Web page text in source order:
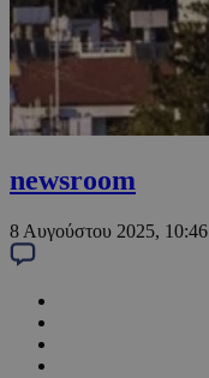
newsroom
8 Αυγούστου 2025, 10:46